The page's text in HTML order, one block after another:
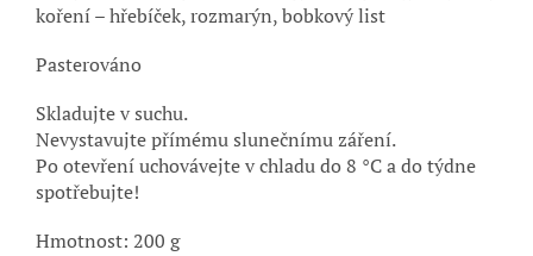
koření – hřebíček, rozmarýn, bobkový list
Pasterováno
Skladujte v suchu.
Nevystavujte přímému slunečnímu záření.
Po otevření uchovávejte v chladu do 8 °C a do týdne
spotřebujte!
Hmotnost: 200 g